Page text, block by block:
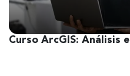
1
Curso ArcGIS: Análisis